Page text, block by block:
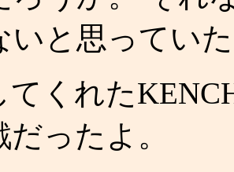
いと思ってい
くれた
ったよ。